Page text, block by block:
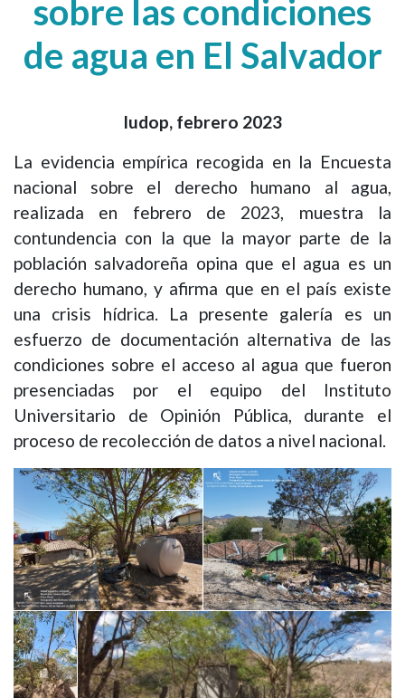
sobre las condiciones
de agua en El Salvador
Iudop, febrero 2023
La evidencia empírica recogida en la Encuesta
nacional sobre el derecho humano al agua,
realizada en febrero de 2023, muestra la
contundencia con la que la mayor parte de la
población salvadoreña opina que el agua es un
derecho humano, y afirma que en el país existe
una crisis hídrica. La presente galería es un
esfuerzo de documentación alternativa de las
condiciones sobre el acceso al agua que fueron
presenciadas por el equipo del Instituto
Universitario de Opinión Pública, durante el
proceso de recolección de datos a nivel nacional.